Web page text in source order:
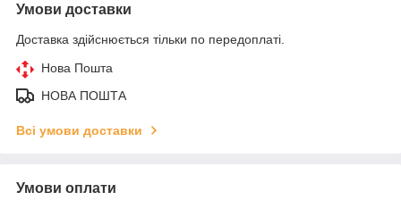
Умови доставки
Доставка здійснюється тільки по передоплаті.
Нова Пошта
НОВА ПОШТА
Всі умови доставки
Умови оплати